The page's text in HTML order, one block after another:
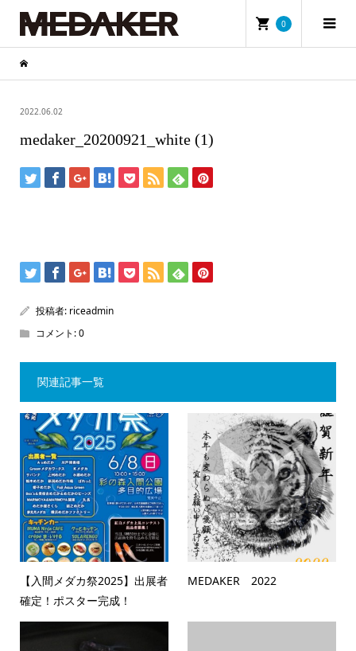
0
2022.06.02
medaker_20200921_white (1)
投稿者: riceadmin
コメント:0
関連記事一覧
【入間メダカ祭2025】出展者
確定！ポスター完成！
MEDAKER 2022